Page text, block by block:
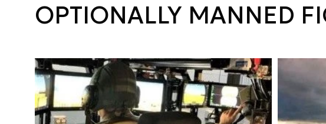
OPTIONALLY MANNED